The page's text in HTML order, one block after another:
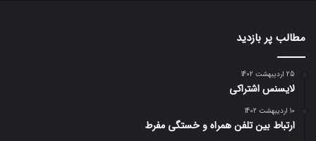
مطالب پر بازدید
25 اردیبهشت 1402
لایسنس اشتراکی
10 اردیبهشت 1402
ارتباط بین تلفن همراه و خستگی مفرط